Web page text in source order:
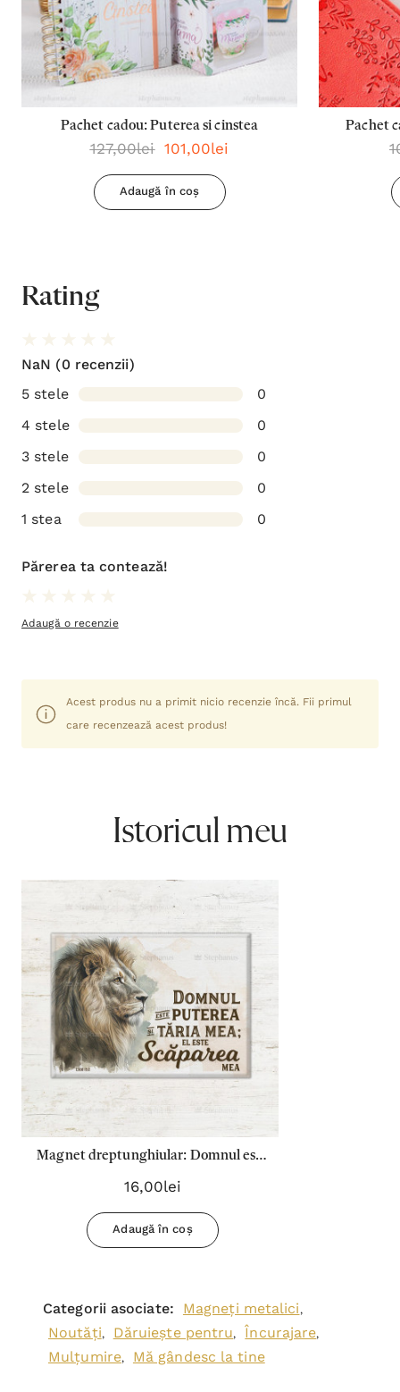
Pachet cadou: Puterea si cinstea
127,00lei 101,00lei
Adaugă în coș
Pachet
Rating
NaN (0 recenzii)
5 stele
0
4 stele
0
3 stele
0
2 stele
0
1 stea
0
Părerea ta contează!
Adaugă o recenzie
Acest produs nu a primit nicio recenzie încă. Fii primul
care recenzează acest produs!
Istoricul meu
Magnet dreptunghiular: Domnul este
puterea şi tăria mea; El este Scăparea
16,00lei
Adaugă în coș
Categorii asociate: Magneți metalici,
Noutăți, Dăruiește pentru, Încurajare,
Mulțumire, Mă gândesc la tine